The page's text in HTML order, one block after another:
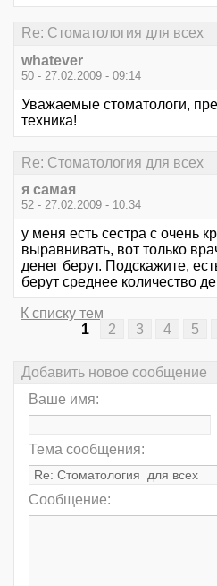
Re: Стоматология для всех
whatever
50 - 27.02.2009 - 09:14
Уважаемые стоматологи,
техника!
Re: Стоматология для всех
я самая
52 - 27.02.2009 - 10:34
у меня есть сестра с очень
выравнивать, вот только
денег берут. Подскажите,
берут среднее количество
К списку тем
1
2 3 4 5
Добавить новое сообщение
Ваше имя:
Тема сообщения:
Сообщение: